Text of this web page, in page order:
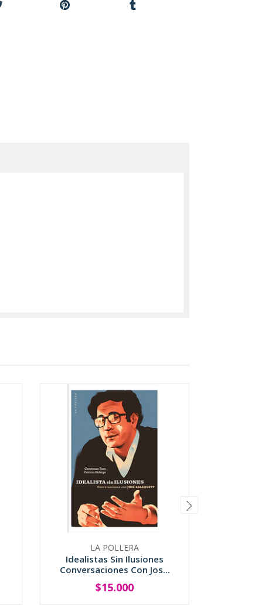
LA POLLERA
Idealistas Sin Ilusiones
Conversaciones Con Jos...
+
$15.000